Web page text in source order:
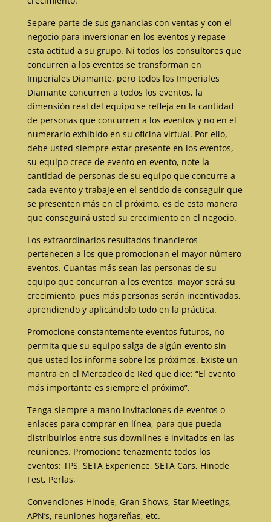
Separe parte de sus ganancias con ventas y con el
negocio para inversionar en los eventos y repase
esta actitud a su grupo. Ni todos los consultores que
concurren a los eventos se transforman en
Imperiales Diamante, pero todos los Imperiales
Diamante concurren a todos los eventos, la
dimensión real del equipo se refleja en la cantidad
de personas que concurren a los eventos y no en el
numerario exhibido en su oficina virtual. Por ello,
debe usted siempre estar presente en los eventos,
su equipo crece de evento en evento, note la
cantidad de personas de su equipo que concurre a
cada evento y trabaje en el sentido de conseguir que
se presenten más en el próximo, es de esta manera
que conseguirá usted su crecimiento en el negocio.
Los extraordinarios resultados financieros
pertenecen a los que promocionan el mayor número
eventos. Cuantas más sean las personas de su
equipo que concurran a los eventos, mayor será su
crecimiento, pues más personas serán incentivadas,
aprendiendo y aplicándolo todo en la práctica.
Promocione constantemente eventos futuros, no
permita que su equipo salga de algún evento sin
que usted los informe sobre los próximos. Existe un
mantra en el Mercadeo de Red que dice: “El evento
más importante es siempre el próximo”.
Tenga siempre a mano invitaciones de eventos o
enlaces para comprar en línea, para que pueda
distribuirlos entre sus downlines e invitados en las
reuniones. Promocione tenazmente todos los
eventos: TPS, SETA Experience, SETA Cars, Hinode
Fest, Perlas,
Convenciones Hinode, Gran Shows, Star Meetings,
APN’s, reuniones hogareñas, etc.